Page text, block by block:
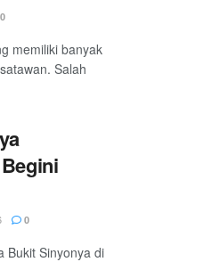
0
memiliki banyak
Salah
0
Bukit Sinyonya di